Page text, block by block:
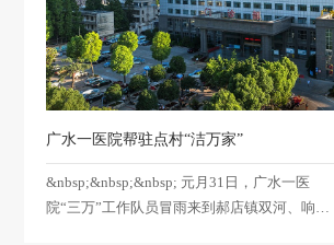
了心率检查，查看了大小便样本，还针对老人
患有的心血管、便血等疾病向老人
广水一医院帮驻点村“洁万家”
&nbsp;&nbsp;&nbsp; 元月31日，广水一医
院“三万”工作队员冒雨来到郝店镇双河、响塘